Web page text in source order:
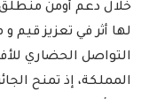
خلال دعم أومن منطلق
لها أثر في تعزيز قيم
التواصل الحضاري
المملكة، إذ تمنح